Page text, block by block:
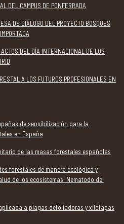
DEL CAMPUS DE PONFERRADA
DE DIÁLOGO DEL PROYECTO BOSQUES
DEL DÍA INTERNACIONAL DE LOS
A LOS FUTUROS PROFESIONALES EN
de sensibilización para la
en España
de las masas forestales españolas
forestales de manera ecológica y
de los ecosistemas. Nematodo del
a plagas defoliadoras y xilófagas